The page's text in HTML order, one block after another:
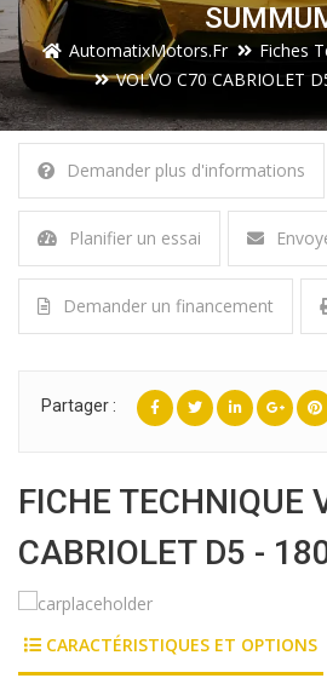
AutomatixMotors.fr Fiches
VOLVO C70 CABRIOLET
Demander plus d'informations
Planifier un essai
Demander un financement
Partager :
FICHE TECHNIQUE
CABRIOLET D5 -
CARACTÉRISTIQUES ET OPTIONS